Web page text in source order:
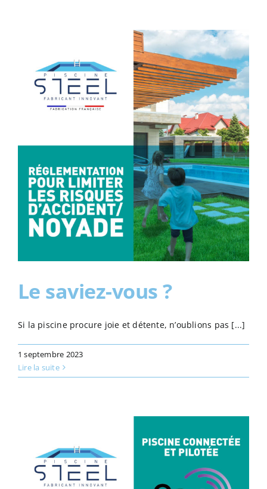
Le saviez-vous ?
Si la piscine procure joie et détente, n’oublions pas [...]
1 septembre 2023
Lire la suite